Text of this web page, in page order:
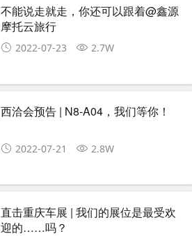
不能说走就走，你还可以跟着@鑫源
摩托云旅行
2022-07-23 2.7W
西洽会预告 | N8-A04，我们等你！
2022-07-21 2.8W
直击重庆车展 | 我们的展位是最受欢
迎的……吗？